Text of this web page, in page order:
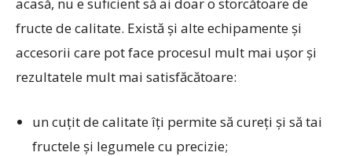
fructe de calitate. Există și alte echipamente și
accesorii care pot face procesul mult mai ușor și
rezultatele mult mai satisfăcătoare:
un cuțit de calitate îți permite să cureți și să tai
fructele și legumele cu precizie;